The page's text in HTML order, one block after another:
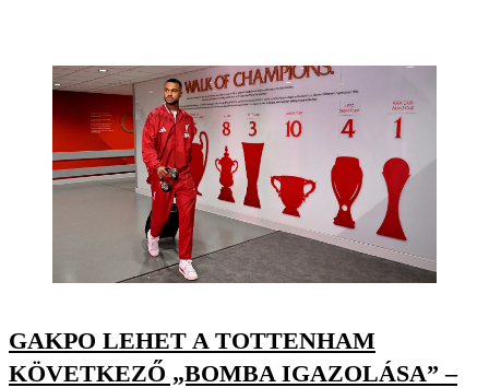
GAKPO LEHET A TOTTENHAM
KÖVETKEZŐ „BOMBA IGAZOLÁSA” –